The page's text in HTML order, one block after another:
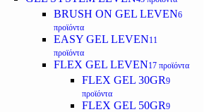
BRUSH ON GEL LEVEN6
προϊόντα
EASY GEL LEVEN11
προϊόντα
FLEX GEL LEVEN17 προϊόντα
FLEX GEL 30GR9
προϊόντα
FLEX GEL 50GR9